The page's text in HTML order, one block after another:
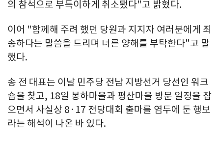
의 참석으로 부득이하게 취소됐다"고 밝혔다.
이어 "함께해 주려 했던 당원과 지지자 여러분에게 죄
송하다는 말씀을 드리며 너른 양해를 부탁한다"고 말
했다.
송 전 대표는 이날 민주당 전남 지방선거 당선인 워크
숍을 찾고, 18일 봉하마을과 평산마을 방문 일정을 잡
으면서 사실상 8·17 전당대회 출마를 염두에 둔 행보
라는 해석이 나온 바 있다.